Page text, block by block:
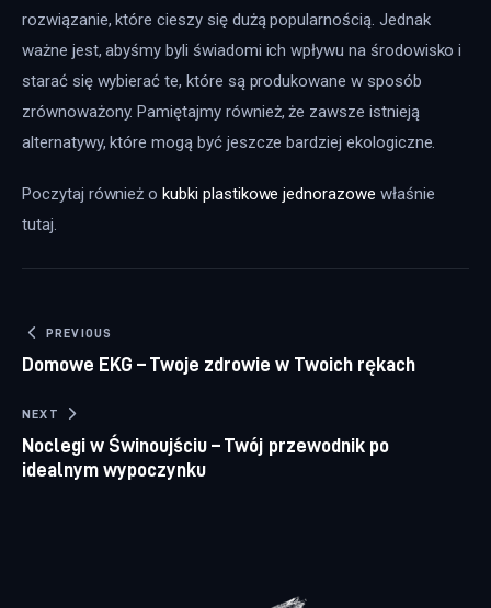
rozwiązanie, które cieszy się dużą popularnością. Jednak
ważne jest, abyśmy byli świadomi ich wpływu na środowisko i
starać się wybierać te, które są produkowane w sposób
zrównoważony. Pamiętajmy również, że zawsze istnieją
alternatywy, które mogą być jeszcze bardziej ekologiczne.
Poczytaj również o kubki plastikowe jednorazowe właśnie
tutaj.
Nawigacja wpisu
PREVIOUS
Domowe EKG – Twoje zdrowie w Twoich rękach
NEXT
Noclegi w Świnoujściu – Twój przewodnik po
idealnym wypoczynku